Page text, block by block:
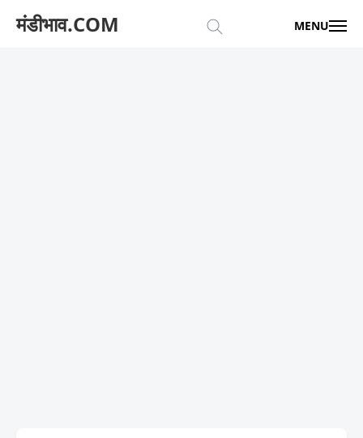
मंडीभाव.COM MENU